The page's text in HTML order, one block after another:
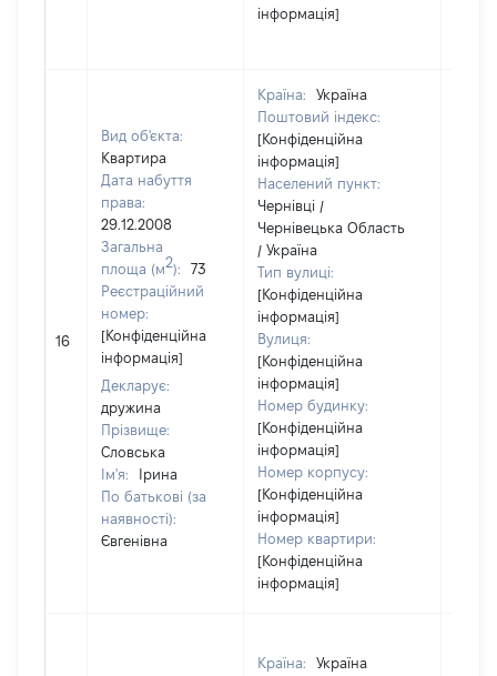
інформація]
16
Вид об'єкта:
Квартира
Дата набуття
права:
29.12.2008
Загальна
площа (м2):
73
Реєстраційний
номер:
[Конфіденційна
інформація]
Декларує:
дружина
Прізвище:
Словська
Ім'я:
Ірина
По батькові (за
наявності):
Євгенівна
Країна:
Україна
Поштовий індекс:
[Конфіденційна
інформація]
Населений пункт:
Чернівці /
Чернівецька Область
/ Україна
Тип вулиці:
[Конфіденційна
інформація]
Вулиця:
[Конфіденційна
інформація]
Номер будинку:
[Конфіденційна
інформація]
Номер корпусу:
[Конфіденційна
інформація]
Номер квартири:
[Конфіденційна
інформація]
Країна:
Україна